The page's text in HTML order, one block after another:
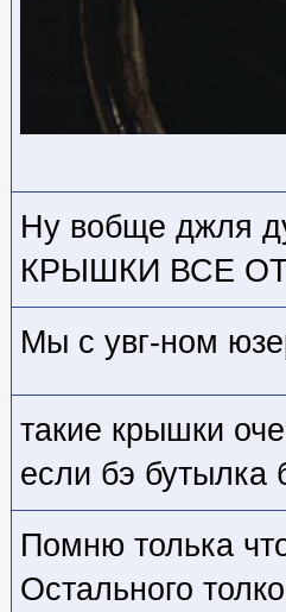
Ну вобще джля
КРЫШКИ ВСЕ
Мы с увг-ном
такие крышки
если бэ бутылка
Помню толька
Остального